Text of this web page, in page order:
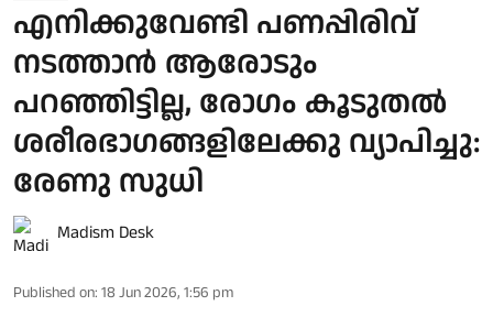
എനിക്കുവേണ്ടി പണപ്പിരിവ്
നടത്താൻ ആരോടും
പറഞ്ഞിട്ടില്ല, രോഗം കൂടുതൽ
ശരീരഭാഗങ്ങളിലേക്കു വ്യാപിച്ചു:
രേണു സുധി
Madism Desk
Published on: 18 Jun 2026, 1:56 pm